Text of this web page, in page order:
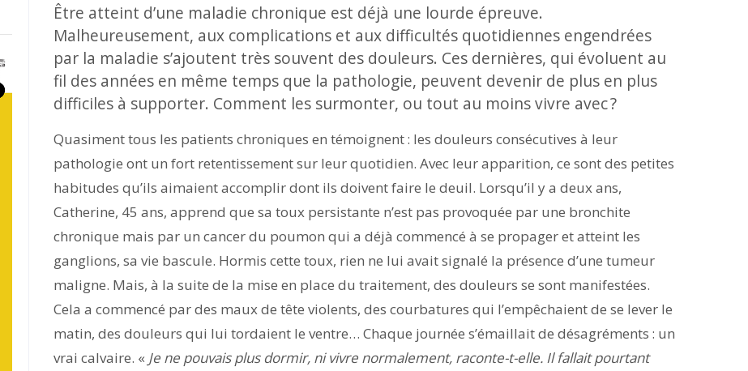
Être atteint d’une maladie chronique est déjà une lourde épreuve.
Malheureusement, aux complications et aux difficultés quotidiennes engendrées
par la maladie s’ajoutent très souvent des douleurs. Ces dernières, qui évoluent au
fil des années en même temps que la pathologie, peuvent devenir de plus en plus
difficiles à supporter. Comment les surmonter, ou tout au moins vivre avec ?
Quasiment tous les patients chroniques en témoignent : les douleurs consécutives à leur
pathologie ont un fort retentissement sur leur quotidien. Avec leur apparition, ce sont des petites
habitudes qu’ils aimaient accomplir dont ils doivent faire le deuil. Lorsqu’il y a deux ans,
Catherine, 45 ans, apprend que sa toux persistante n’est pas provoquée par une bronchite
chronique mais par un cancer du poumon qui a déjà commencé à se propager et atteint les
ganglions, sa vie bascule. Hormis cette toux, rien ne lui avait signalé la présence d’une tumeur
maligne. Mais, à la suite de la mise en place du traitement, des douleurs se sont manifestées.
Cela a commencé par des maux de tête violents, des courbatures qui l’empêchaient de se lever le
matin, des douleurs qui lui tordaient le ventre… Chaque journée s’émaillait de désagréments : un
vrai calvaire. « Je ne pouvais plus dormir, ni vivre normalement, raconte-t-elle. Il fallait pourtant